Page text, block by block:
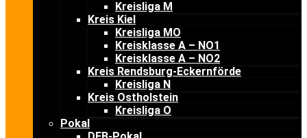
Kreisliga M
Kreis Kiel
Kreisliga MO
Kreisklasse A – NO1
Kreisklasse A – NO2
Kreis Rendsburg-Eckernförde
Kreisliga N
Kreis Ostholstein
Kreisliga O
Pokal